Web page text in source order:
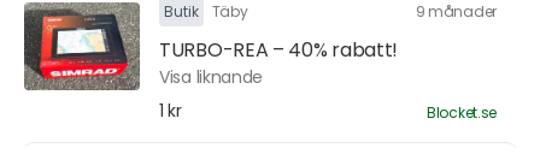
Butik Täby 9 månader
TURBO-REA – 40% rabatt!
Visa liknande
1 kr
Blocket.se